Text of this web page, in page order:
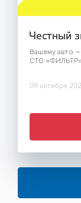
Честный
Вашему авто —
СТО «ФИЛЬТР»
09 октября